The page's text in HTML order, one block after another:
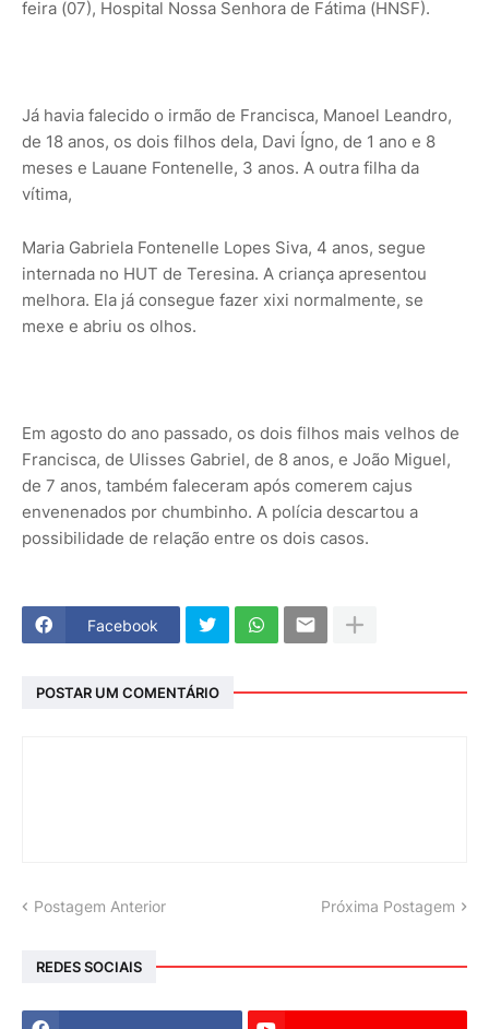
feira (07), Hospital Nossa Senhora de Fátima (HNSF).
Já havia falecido o irmão de Francisca, Manoel Leandro,
de 18 anos, os dois filhos dela, Davi Ígno, de 1 ano e 8
meses e Lauane Fontenelle, 3 anos. A outra filha da
vítima,
Maria Gabriela Fontenelle Lopes Siva, 4 anos, segue
internada no HUT de Teresina. A criança apresentou
melhora. Ela já consegue fazer xixi normalmente, se
mexe e abriu os olhos.
Em agosto do ano passado, os dois filhos mais velhos de
Francisca, de Ulisses Gabriel, de 8 anos, e João Miguel,
de 7 anos, também faleceram após comerem cajus
envenenados por chumbinho. A polícia descartou a
possibilidade de relação entre os dois casos.
Facebook
POSTAR UM COMENTÁRIO
Postagem Anterior Próxima Postagem
REDES SOCIAIS